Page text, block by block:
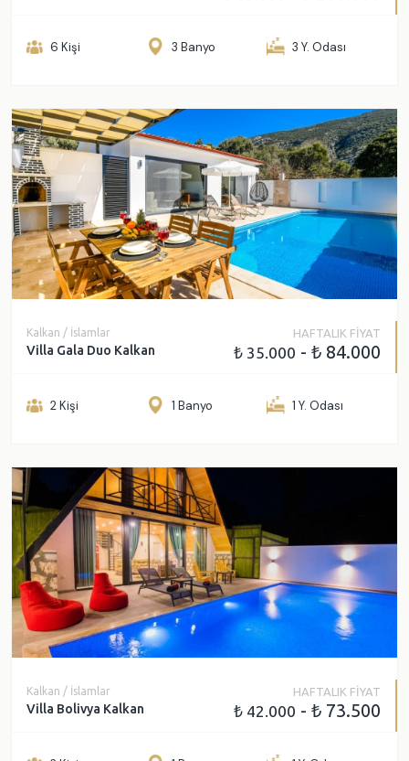
6 Kişi 3 Banyo 3 Y. Odası
Kalkan / İslamlar
Villa Gala Duo Kalkan
HAFTALIK FİYAT
₺ 35.000 - ₺ 84.000
2 Kişi 1 Banyo 1 Y. Odası
Kalkan / İslamlar
Villa Bolivya Kalkan
HAFTALIK FİYAT
₺ 42.000 - ₺ 73.500